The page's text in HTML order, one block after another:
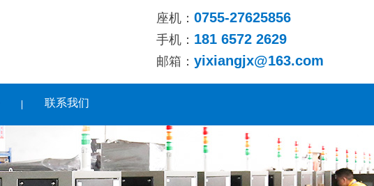
座机： 0755-27625856
手机： 181 6572 2629
邮箱： yixiangjx@163.com
联系我们